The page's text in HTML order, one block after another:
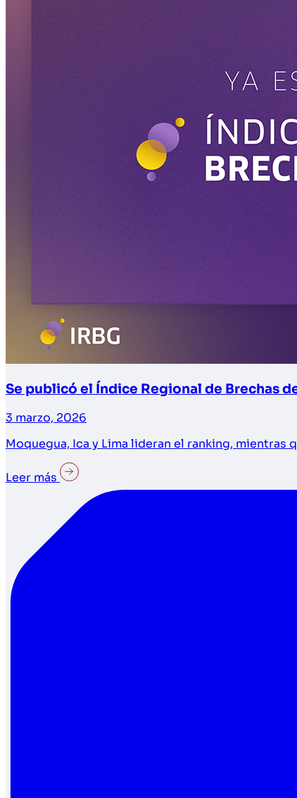
Se publicó el Índice Regional de Brechas
3 marzo, 2026
Moquegua, Ica y Lima lideran el ranking, mientras
Leer más